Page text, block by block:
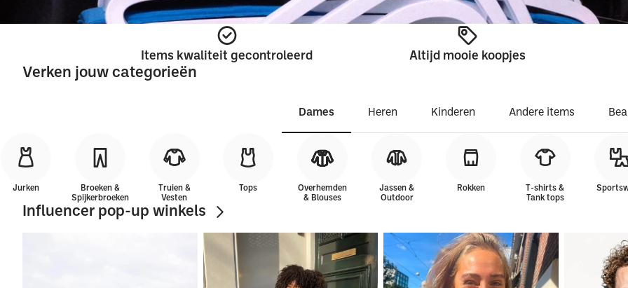
Items kwaliteit gecontroleerd Altijd mooie koopjes
Verken jouw categorieën
Dames Heren Kinderen Andere items
Jurken
Broeken &
Spijkerbroeken
Truien &
Vesten
Tops
Overhemden
& Blouses
Jassen &
Outdoor
Rokken
T-shirts &
Tank tops
Influencer pop-up winkels